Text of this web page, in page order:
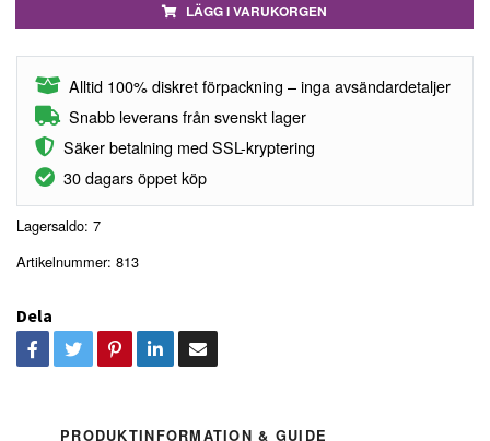
LÄGG I VARUKORGEN
Alltid 100% diskret förpackning – inga avsändardetaljer
Snabb leverans från svenskt lager
Säker betalning med SSL-kryptering
30 dagars öppet köp
Lagersaldo: 7
Artikelnummer: 813
Dela
PRODUKTINFORMATION & GUIDE